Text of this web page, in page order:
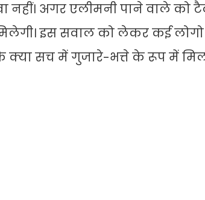
नहीं। अगर एलीमनी पाने वाले को
इस सवाल को लेकर कई
सच में गुजारे-भत्ते के रूप में